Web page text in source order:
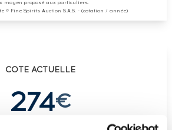
moyen proposé aux particuliers.
© Fine Spirits Auction S.A.S. - (cotation / année)
COTE ACTUELLE
274€